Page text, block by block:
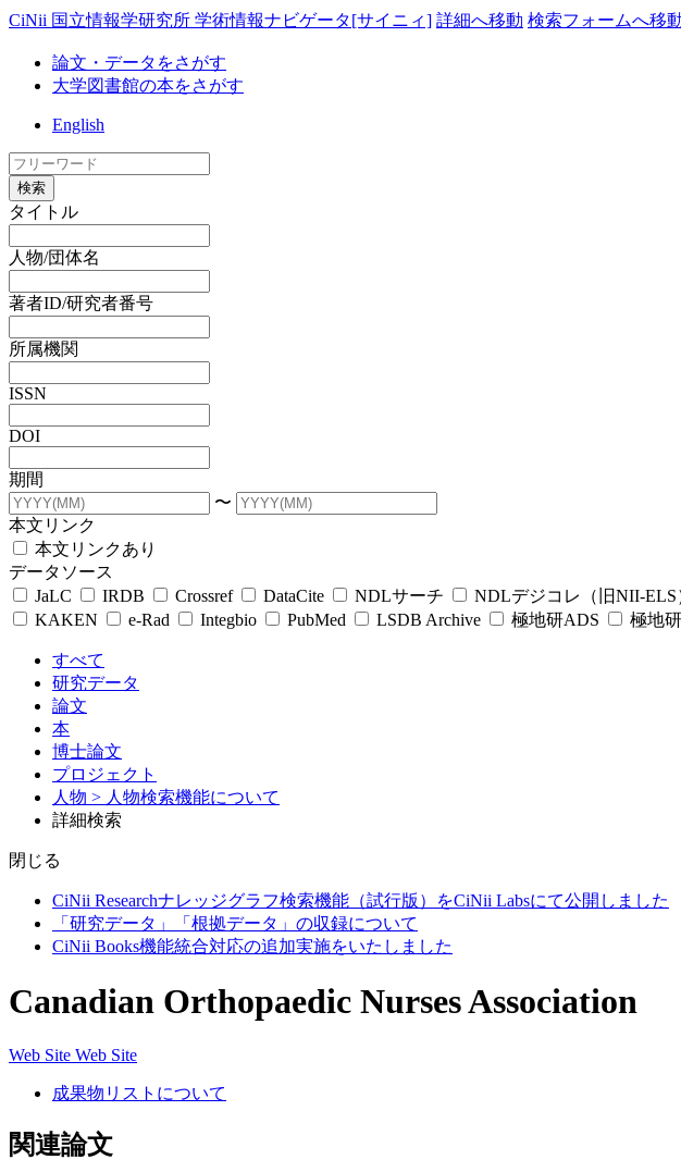
CiNii 国立情報学研究所 学術情報ナビゲータ[サイニィ] 詳細へ移動 検索フォームへ移
論文・データをさがす
大学図書館の本をさがす
English
検索
タイトル
人物/団体名
著者ID/研究者番号
所属機関
ISSN
DOI
期間
〜
本文リンク
本文リンクあり
データソース
JaLC
IRDB Crossref DataCite NDLサーチ NDLデジコレ（旧NII-ELS
KAKEN
e-Rad Integbio PubMed LSDB Archive 極地研ADS 極地
すべて
研究データ
論文
本
博士論文
プロジェクト
人物 > 人物検索機能について
詳細検索
閉じる
CiNii Researchナレッジグラフ検索機能（試行版）をCiNii Labsにて公開しました
「研究データ」「根拠データ」の収録について
CiNii Books機能統合対応の追加実施をいたしました
Canadian Orthopaedic Nurses Association
Web Site Web Site
成果物リストについて
関連論文